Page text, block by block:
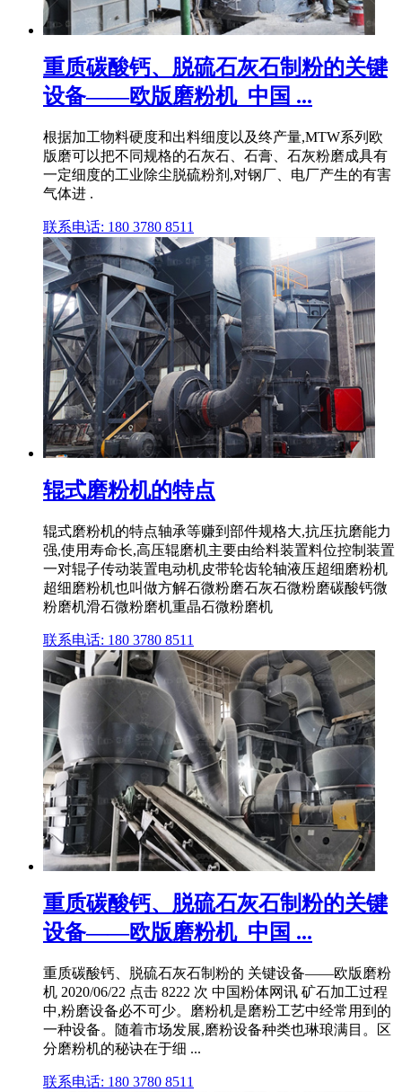
重质碳酸钙、脱硫石灰石制粉的关键
设备——欧版磨粉机_中国 ...
根据加工物料硬度和出料细度以及终产量,MTW系列欧
版磨可以把不同规格的石灰石、石膏、石灰粉磨成具有
一定细度的工业除尘脱硫粉剂,对钢厂、电厂产生的有害
气体进 .
联系电话: 180 3780 8511
辊式磨粉机的特点
辊式磨粉机的特点轴承等赚到部件规格大,抗压抗磨能力
强,使用寿命长,高压辊磨机主要由给料装置料位控制装置
一对辊子传动装置电动机皮带轮齿轮轴液压超细磨粉机
超细磨粉机也叫做方解石微粉磨石灰石微粉磨碳酸钙微
粉磨机滑石微粉磨机重晶石微粉磨机
联系电话: 180 3780 8511
重质碳酸钙、脱硫石灰石制粉的关键
设备——欧版磨粉机_中国 ...
重质碳酸钙、脱硫石灰石制粉的 关键设备——欧版磨粉
机 2020/06/22 点击 8222 次 中国粉体网讯 矿石加工过程
中,粉磨设备必不可少。磨粉机是磨粉工艺中经常用到的
一种设备。随着市场发展,磨粉设备种类也琳琅满目。区
分磨粉机的秘诀在于细 ...
联系电话: 180 3780 8511